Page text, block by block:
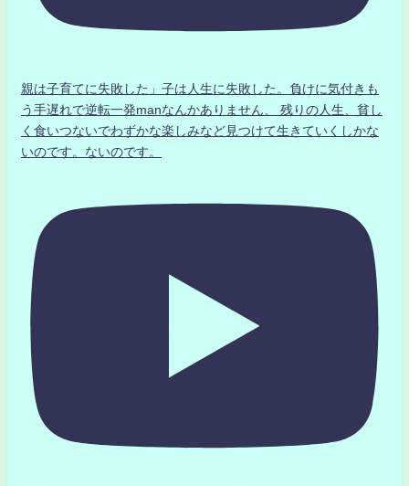
親は子育てに失敗した」子は人生に失敗した。負けに気付きも
う手遅れで逆転一発manなんかありません、 残りの人生、貧し
く食いつないでわずかな楽しみなど見つけて生きていくしかな
いのです。ないのです。